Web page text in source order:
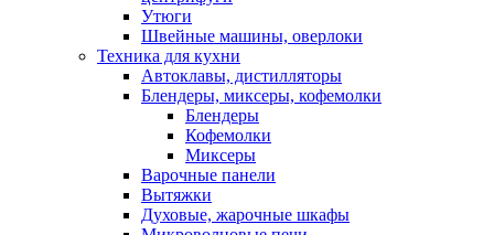
Утюги
Швейные машины, оверлоки
Техника для кухни
Автоклавы, дистилляторы
Блендеры, миксеры, кофемолки
Блендеры
Кофемолки
Миксеры
Варочные панели
Вытяжки
Духовые, жарочные шкафы